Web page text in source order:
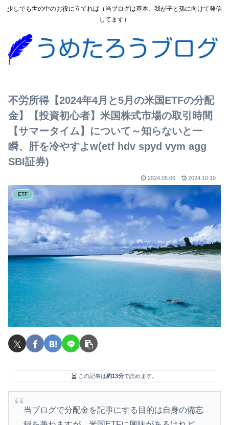
少しでも世の中のお役に立てれば（当ブログは基本、我が子と孫に向けて発信
してます）
不労所得【2024年4月と5月の米国ETFの分配
金】【投資初心者】米国株式市場の取引時間
【サマータイム】について～知らないと一
瞬、肝を冷やすよw(etf hdv spyd vym agg
SBI証券)
2024.05.06 2024.10.19
ETF
この記事は約13分で読めます。
当ブログで分配金を記事にする目的は自身の備忘